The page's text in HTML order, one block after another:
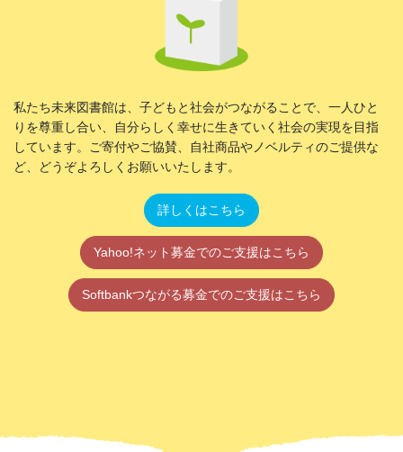
私たち未来図書館は、子どもと社会がつながることで、一人ひと
りを尊重し合い、自分らしく幸せに生きていく社会の実現を目指
しています。ご寄付やご協賛、自社商品やノベルティのご提供な
ど、どうぞよろしくお願いいたします。
詳しくはこちら
Yahoo!ネット募金でのご支援はこちら
Softbankつながる募金でのご支援はこちら